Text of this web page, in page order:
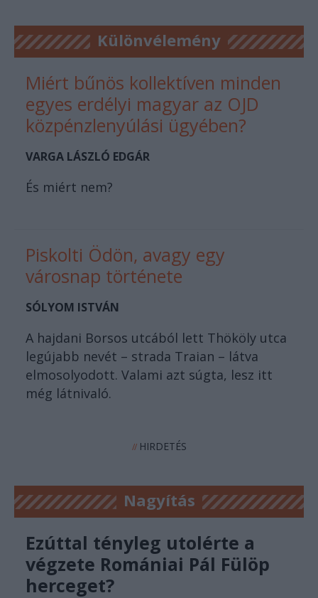
Különvélemény
Miért bűnös kollektíven minden
egyes erdélyi magyar az OJD
közpénzlenyúlási ügyében?
VARGA LÁSZLÓ EDGÁR
És miért nem?
Piskolti Ödön, avagy egy
városnap története
SÓLYOM ISTVÁN
A hajdani Borsos utcából lett Thököly utca
legújabb nevét – strada Traian – látva
elmosolyodott. Valami azt súgta, lesz itt
még látnivaló.
//HIRDETÉS
Nagyítás
Ezúttal tényleg utolérte a
végzete Romániai Pál Fülöp
herceget?